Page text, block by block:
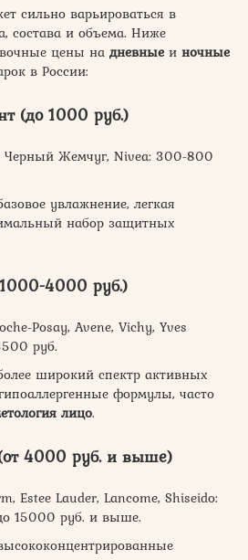
сильно варьироваться в
состава и объема. Ниже
цены на дневные и ночные
в России:
(до 1000 руб.)
Черный Жемчуг, Nivea: 300-800
увлажнение, легкая
набор защитных
4000 руб.)
Posay, Avene, Vichy, Yves
руб.
широкий спектр активных
формулы, часто
лицо.
4000 руб. и выше)
Estee Lauder, Lancome, Shiseido:
15000 руб. и выше.